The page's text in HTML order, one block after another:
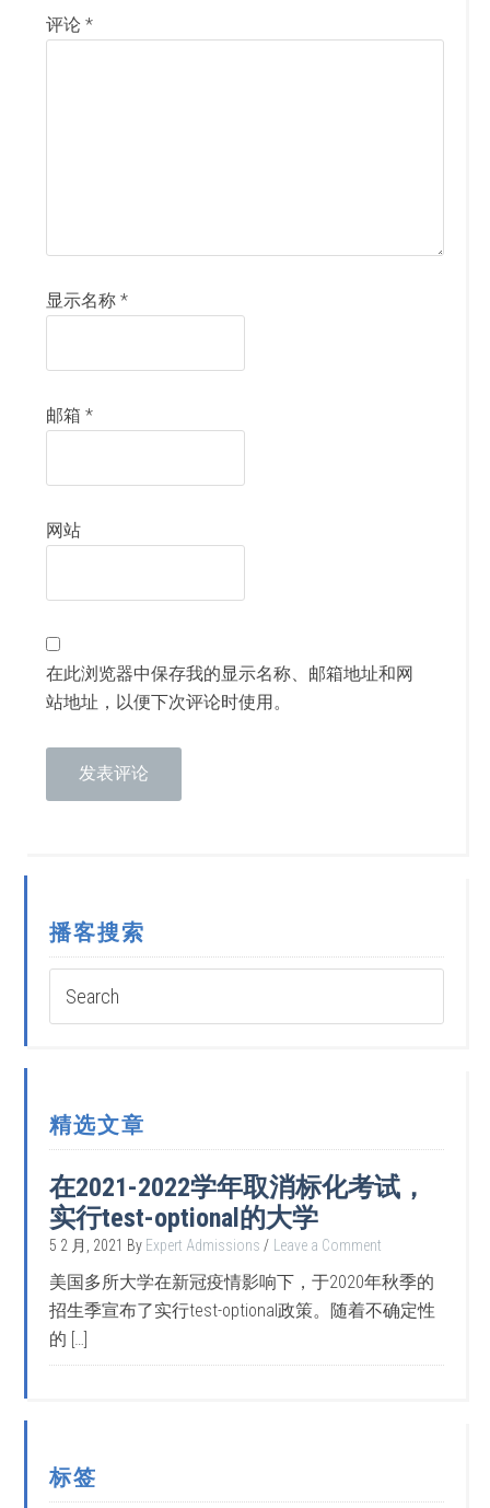
评论*
显示名称*
邮箱*
网站
在此浏览器中保存我的显示名称、邮箱地址和网
站地址，以便下次评论时使用。
播客搜索
精选文章
在2021-2022学年取消标化考试，
实行test-optional的大学
5 2 月, 2021 By Expert Admissions Leave a Comment
美国多所大学在新冠疫情影响下，于2020年秋季的
招生季宣布了实行test-optional政策。随着不确定性
的 […]
标签